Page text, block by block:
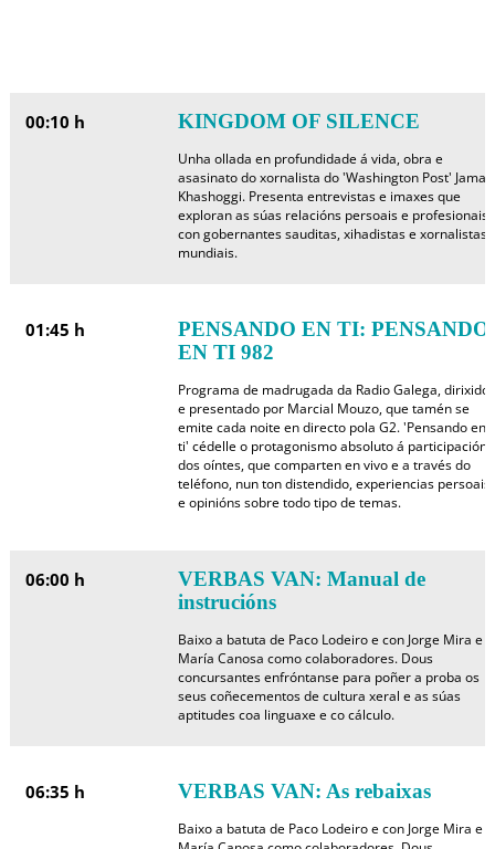
00:10 h KINGDOM OF SILENCE
Unha ollada en profundidade á vida, obra e
asasinato do xornalista do 'Washington Post' Jamal
Khashoggi. Presenta entrevistas e imaxes que
exploran as súas relacións persoais e profesionais
con gobernantes sauditas, xihadistas e xornalistas
mundiais.
01:45 h
PENSANDO EN TI: PENSANDO
EN TI 982
Programa de madrugada da Radio Galega, dirixido
e presentado por Marcial Mouzo, que tamén se
emite cada noite en directo pola G2. 'Pensando en
ti' cédelle o protagonismo absoluto á participación
dos oíntes, que comparten en vivo e a través do
teléfono, nun ton distendido, experiencias persoais
e opinións sobre todo tipo de temas.
06:00 h
VERBAS VAN: Manual de
instrucións
Baixo a batuta de Paco Lodeiro e con Jorge Mira e
María Canosa como colaboradores. Dous
concursantes enfróntanse para poñer a proba os
seus coñecementos de cultura xeral e as súas
aptitudes coa linguaxe e co cálculo.
06:35 h VERBAS VAN: As rebaixas
Baixo a batuta de Paco Lodeiro e con Jorge Mira e